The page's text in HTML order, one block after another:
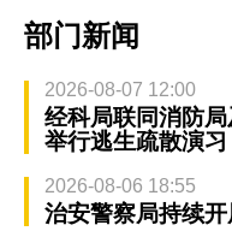
部门新闻
2026-08-07 12:00
经科局联同消防
举行逃生疏散演
2026-08-06 18:55
治安警察局持续